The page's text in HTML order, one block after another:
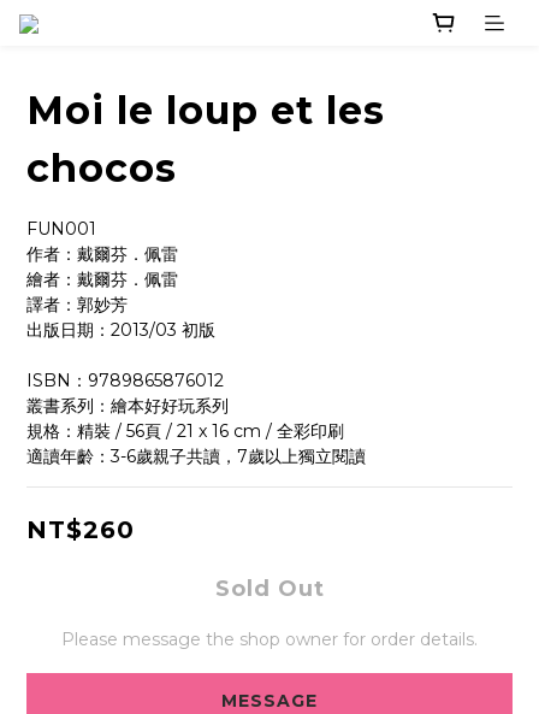
Moi le loup et les
chocos
FUN001
作者：戴爾芬．佩雷
繪者：戴爾芬．佩雷
譯者：郭妙芳
出版日期：2013/03 初版
ISBN：9789865876012
叢書系列：繪本好好玩系列
規格：精裝 / 56頁 / 21 x 16 cm / 全彩印刷
適讀年齡：3-6歲親子共讀，7歲以上獨立閱讀
NT$260
Sold Out
Please message the shop owner for order details.
MESSAGE